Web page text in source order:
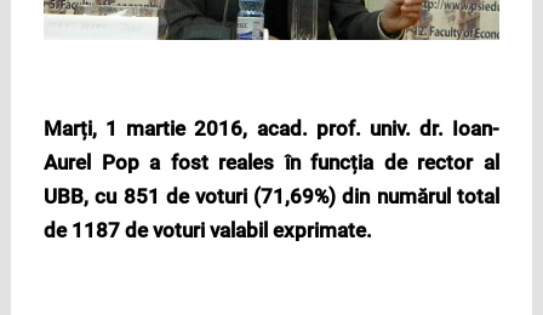
Marți, 1 martie 2016, acad. prof. univ. dr. Ioan-
Aurel Pop a fost reales în funcția de rector al
UBB, cu 851 de voturi (71,69%) din numărul total
de 1187 de voturi valabil exprimate.